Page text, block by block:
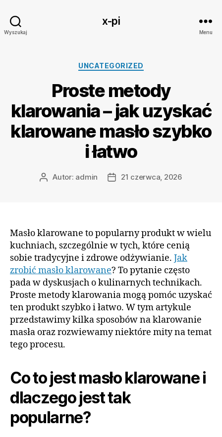
Wyszukaj
x-pi
Menu
Kategorie
UNCATEGORIZED
Proste metody
klarowania – jak uzyskać
klarowane masło szybko
i łatwo
AutorAutor: admin
Data21 czerwca, 2026
Masło klarowane to popularny produkt w wielu
kuchniach, szczególnie w tych, które cenią
sobie tradycyjne i zdrowe odżywianie. Jak
zrobić masło klarowane? To pytanie często
pada w dyskusjach o kulinarnych technikach.
Proste metody klarowania mogą pomóc uzyskać
ten produkt szybko i łatwo. W tym artykule
przedstawimy kilka sposobów na klarowanie
masła oraz rozwiewamy niektóre mity na temat
tego procesu.
Co to jest masło klarowane i
dlaczego jest tak
popularne?